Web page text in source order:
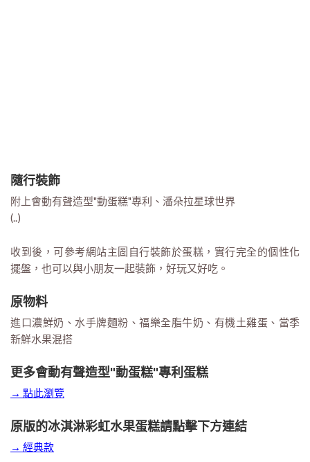
隨行裝飾
附上會動有聲造型"動蛋糕"專利、潘朵拉星球世界
(..)
收到後，可參考網站主圖自行裝飾於蛋糕，實行完全的個性化
擺盤，也可以與小朋友一起裝飾，好玩又好吃。
原物料
進口濃鮮奶、水手牌麵粉、福樂全脂牛奶、有機土雞蛋、當季
新鮮水果混搭
更多會動有聲造型"動蛋糕"專利蛋糕
→ 點此瀏覽
原版的冰淇淋彩虹水果蛋糕請點擊下方連結
→ 經典款